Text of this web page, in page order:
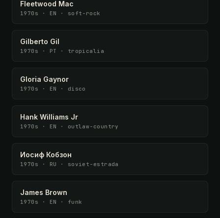
Fleetwood Mac
1970s · EN · soft-rock
Gilberto Gil
1970s · PT · tropicalia
Gloria Gaynor
1970s · EN · disco
Hank Williams Jr
1970s · EN · outlaw-country
Иосиф Кобзон
1970s · RU · soviet-estrada
James Brown
1970s · EN · funk